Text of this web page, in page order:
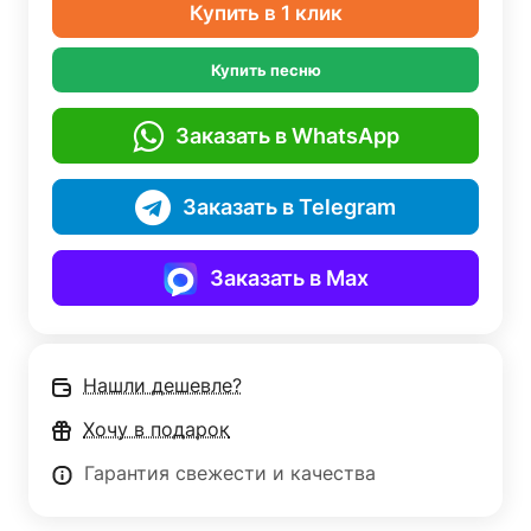
Купить в 1 клик
Купить песню
Заказать в WhatsApp
Заказать в Telegram
Заказать в Max
Нашли дешевле?
Хочу в подарок
Гарантия свежести и качества